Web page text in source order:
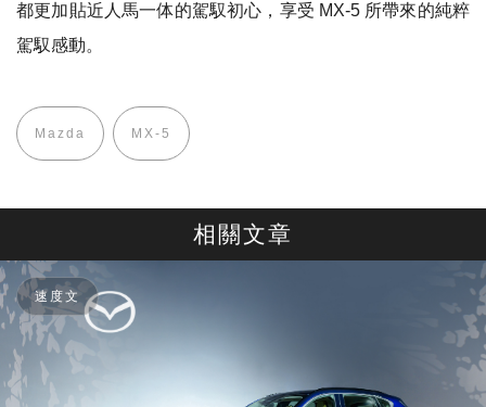
都更加貼近人馬一体的駕馭初心，享受 MX-5 所帶來的純粹
駕馭感動。
Mazda MX-5
相關文章
速度文